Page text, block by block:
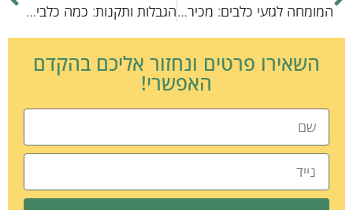
המומחה לגזעי כלבים: מכירת המגוון הגבלות ותקנות: כמה כלבים אפשר לגדל בבית?
השאירו פרטים ונחזור אליכם בהקדם
האפשרי!